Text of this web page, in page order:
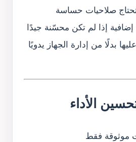
صلاحيات حساسة
إذا لم تكن محسّنة جيدًا
بدلًا من إدارة الجهاز يدويًا
الأداء
موثوقة فقط